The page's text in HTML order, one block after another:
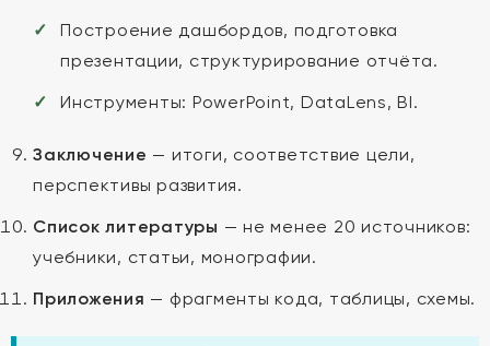
Построение дашбордов, подготовка
презентации, структурирование отчёта.
Инструменты: PowerPoint, DataLens, BI.
Заключение — итоги, соответствие цели,
перспективы развития.
Список литературы — не менее 20 источников:
учебники, статьи, монографии.
Приложения — фрагменты кода, таблицы, схемы.